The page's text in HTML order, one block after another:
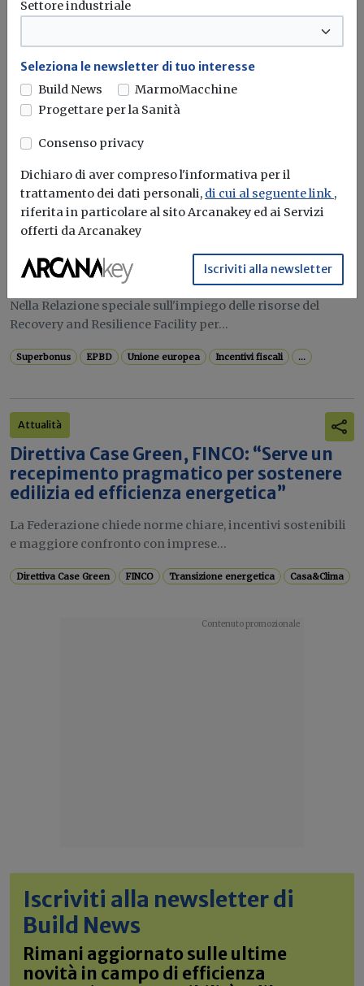
Case Green, procedura d'infrazione per
tutti gli Stati UE: anche l'Italia tra i Paesi
in ritardo
Bruxelles avvia il primo passo formale contro i 27 Stati
membri per...
Direttiva Case Green
Attualità
Superbonus, la Corte dei conti UE ne
boccia l'efficacia: "Costi elevati e
benefici energetici limitati"
Nella Relazione speciale sull'impiego delle risorse del
Recovery and Resilience Facility per...
Superbonus EPBD Unione europea Incentivi fiscali ...
Attualità
Direttiva Case Green, FINCO: “Serve un
recepimento pragmatico per sostenere
edilizia ed efficienza energetica”
La Federazione chiede norme chiare, incentivi sostenibili
e maggiore confronto con imprese...
Direttiva Case Green FINCO Transizione energetica Casa&Clima
Iscriviti alla newsletter di
Build News
Rimani aggiornato sulle ultime
novità in campo di efficienza
Settore industriale
Seleziona le newsletter di tuo interesse
Build News
MarmoMacchine
Progettare per la Sanità
Consenso privacy
Dichiaro di aver compreso l'informativa per il
trattamento dei dati personali, di cui al seguente link ,
riferita in particolare al sito Arcanakey ed ai Servizi
offerti da Arcanakey
Iscriviti alla newsletter